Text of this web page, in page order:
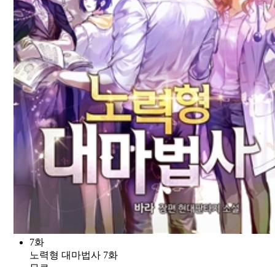
7화
노력형 대마법사 7화